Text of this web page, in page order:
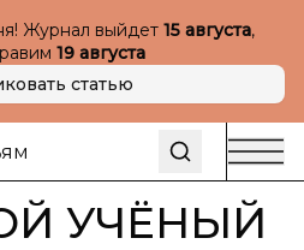
Журнал выйдет 15 августа,
19 августа
статью
УЧЁНЫЙ